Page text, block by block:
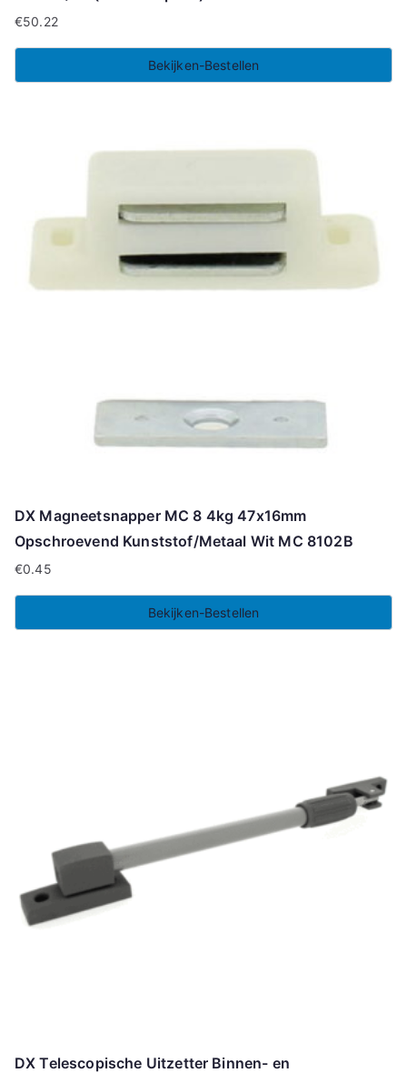
€50.22
Bekijken-Bestellen
DX Magneetsnapper MC 8 4kg 47x16mm
Opschroevend Kunststof/Metaal Wit MC 8102B
€0.45
Bekijken-Bestellen
DX Telescopische Uitzetter Binnen- en